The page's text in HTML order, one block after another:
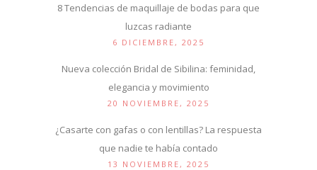
8 Tendencias de maquillaje de bodas para que
luzcas radiante
6 DICIEMBRE, 2025
Nueva colección Bridal de Sibilina: feminidad,
elegancia y movimiento
20 NOVIEMBRE, 2025
¿Casarte con gafas o con lentillas? La respuesta
que nadie te había contado
13 NOVIEMBRE, 2025